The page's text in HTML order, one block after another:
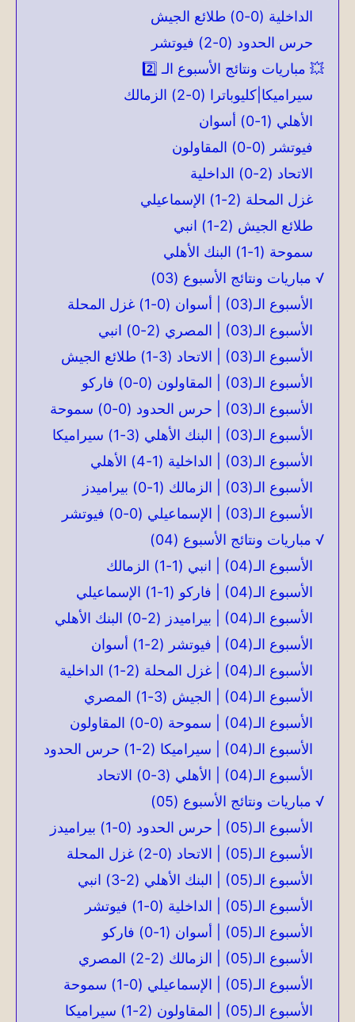
الداخلية (0-0) طلائع الجيش
حرس الحدود (0-2) فيوتشر
💥 مباريات ونتائج الأسبوع الـ 2️⃣
سيراميكا|كليوباترا (0-2) الزمالك
الأهلي (1-0) أسوان
فيوتشر (0-0) المقاولون
الاتحاد (2-0) الداخلية
غزل المحلة (2-1) الإسماعيلي
طلائع الجيش (2-1) انبي
سموحة (1-1) البنك الأهلي
√ مباريات ونتائج الأسبوع (03)
الأسبوع الـ(03) | أسوان (0-1) غزل المحلة
الأسبوع الـ(03) | المصري (2-0) انبي
الأسبوع الـ(03) | الاتحاد (3-1) طلائع الجيش
الأسبوع الـ(03) | المقاولون (0-0) فاركو
الأسبوع الـ(03) | حرس الحدود (0-0) سموحة
الأسبوع الـ(03) | البنك الأهلي (3-1) سيراميكا
الأسبوع الـ(03) | الداخلية (1-4) الأهلي
الأسبوع الـ(03) | الزمالك (1-0) بيراميدز
الأسبوع الـ(03) | الإسماعيلي (0-0) فيوتشر
√ مباريات ونتائج الأسبوع (04)
الأسبوع الـ(04) | انبي (1-1) الزمالك
الأسبوع الـ(04) | فاركو (1-1) الإسماعيلي
الأسبوع الـ(04) | بيراميدز (2-0) البنك الأهلي
الأسبوع الـ(04) | فيوتشر (2-1) أسوان
الأسبوع الـ(04) | غزل المحلة (2-1) الداخلية
الأسبوع الـ(04) | الجيش (3-1) المصري
الأسبوع الـ(04) | سموحة (0-0) المقاولون
الأسبوع الـ(04) | سيراميكا (2-1) حرس الحدود
الأسبوع الـ(04) | الأهلي (3-0) الاتحاد
√ مباريات ونتائج الأسبوع (05)
الأسبوع الـ(05) | حرس الحدود (0-1) بيراميدز
الأسبوع الـ(05) | الاتحاد (0-2) غزل المحلة
الأسبوع الـ(05) | البنك الأهلي (2-3) انبي
الأسبوع الـ(05) | الداخلية (0-1) فيوتشر
الأسبوع الـ(05) | أسوان (1-0) فاركو
الأسبوع الـ(05) | الزمالك (2-2) المصري
الأسبوع الـ(05) | الإسماعيلي (0-1) سموحة
الأسبوع الـ(05) | المقاولون (2-1) سيراميكا